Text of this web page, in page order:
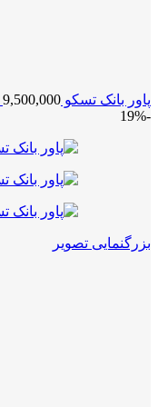
پاور بانک تسکو TSCO POWER BANK 60000mAh TP6001 9,500,000
-19%
بزرگنمایی تصویر